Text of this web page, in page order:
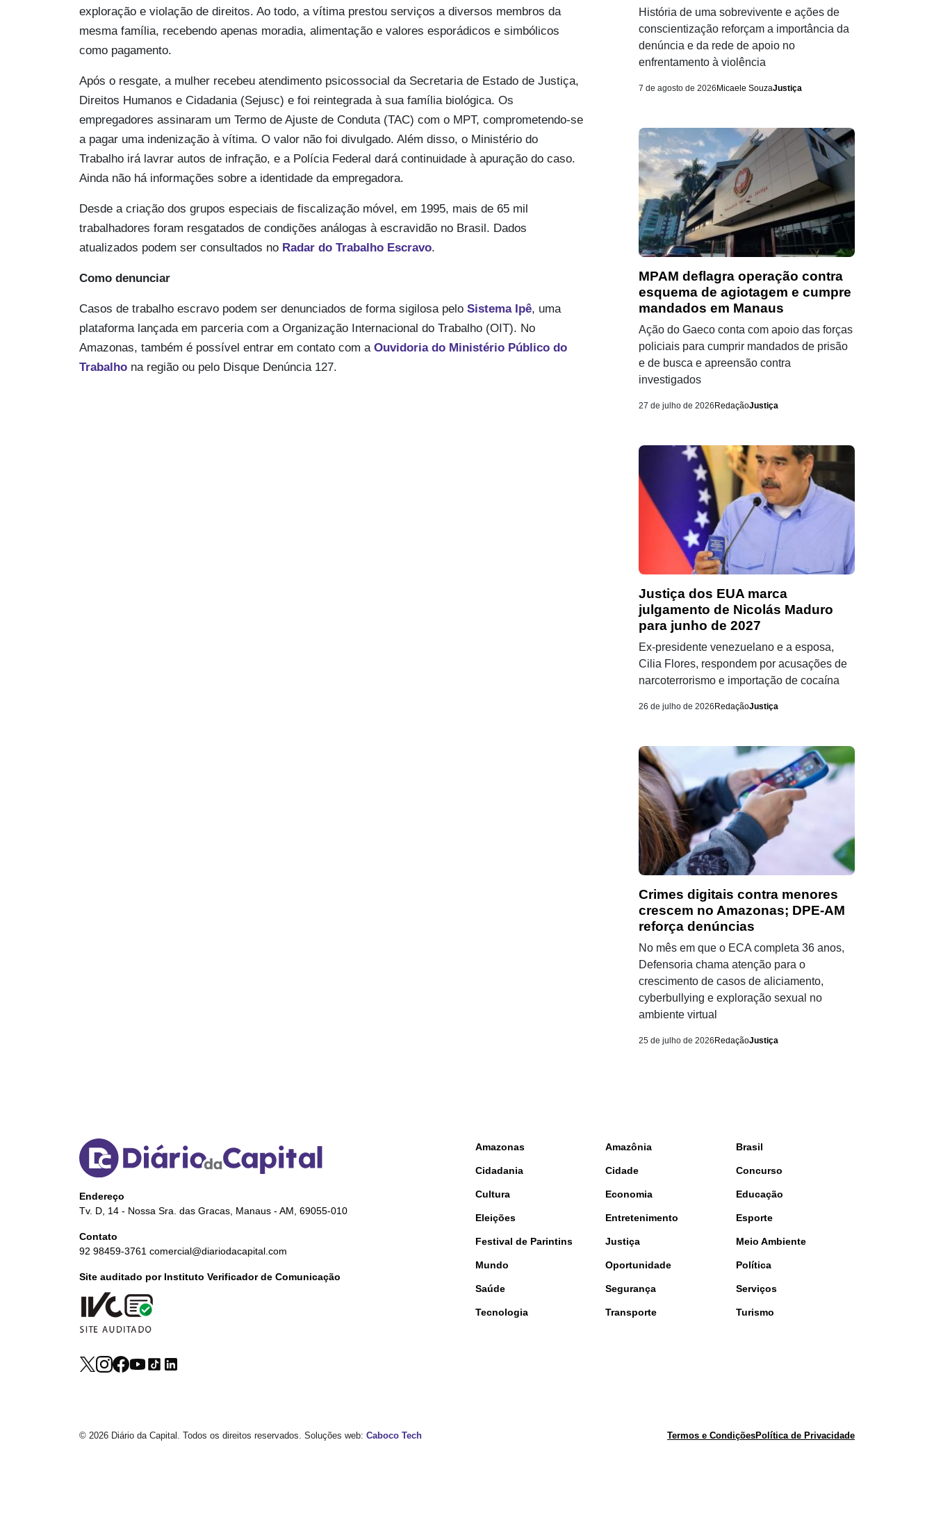
exploração e violação de direitos. Ao todo, a vítima prestou serviços a diversos membros da
mesma família, recebendo apenas moradia, alimentação e valores esporádicos e simbólicos
como pagamento.
Após o resgate, a mulher recebeu atendimento psicossocial da Secretaria de Estado de Justiça,
Direitos Humanos e Cidadania (Sejusc) e foi reintegrada à sua família biológica. Os
empregadores assinaram um Termo de Ajuste de Conduta (TAC) com o MPT, comprometendo-se
a pagar uma indenização à vítima. O valor não foi divulgado. Além disso, o Ministério do
Trabalho irá lavrar autos de infração, e a Polícia Federal dará continuidade à apuração do caso.
Ainda não há informações sobre a identidade da empregadora.
Desde a criação dos grupos especiais de fiscalização móvel, em 1995, mais de 65 mil
trabalhadores foram resgatados de condições análogas à escravidão no Brasil. Dados
atualizados podem ser consultados no Radar do Trabalho Escravo.
Como denunciar
Casos de trabalho escravo podem ser denunciados de forma sigilosa pelo Sistema Ipê, uma
plataforma lançada em parceria com a Organização Internacional do Trabalho (OIT). No
Amazonas, também é possível entrar em contato com a Ouvidoria do Ministério Público do
Trabalho na região ou pelo Disque Denúncia 127.
História de uma sobrevivente e ações de
conscientização reforçam a importância da
denúncia e da rede de apoio no
enfrentamento à violência
7 de agosto de 2026 Micaele SouzaJustiça
MPAM deflagra operação contra
esquema de agiotagem e cumpre
mandados em Manaus
Ação do Gaeco conta com apoio das forças
policiais para cumprir mandados de prisão
e de busca e apreensão contra
investigados
27 de julho de 2026 RedaçãoJustiça
Justiça dos EUA marca
julgamento de Nicolás Maduro
para junho de 2027
Ex-presidente venezuelano e a esposa,
Cilia Flores, respondem por acusações de
narcoterrorismo e importação de cocaína
26 de julho de 2026 RedaçãoJustiça
Crimes digitais contra menores
crescem no Amazonas; DPE-AM
reforça denúncias
No mês em que o ECA completa 36 anos,
Defensoria chama atenção para o
crescimento de casos de aliciamento,
cyberbullying e exploração sexual no
ambiente virtual
25 de julho de 2026 RedaçãoJustiça
Endereço
Tv. D, 14 - Nossa Sra. das Gracas, Manaus - AM, 69055-010
Contato
92 98459-3761 comercial@diariodacapital.com
Site auditado por Instituto Verificador de Comunicação
Amazonas Amazônia Brasil
Cidadania Cidade Concurso
Cultura Economia Educação
Eleições Entretenimento Esporte
Festival de Parintins Justiça Meio Ambiente
Mundo Oportunidade Política
Saúde Segurança Serviços
Tecnologia Transporte Turismo
© 2026 Diário da Capital. Todos os direitos reservados. Soluções web: Caboco Tech Termos e CondiçõesPolítica de Privacidade